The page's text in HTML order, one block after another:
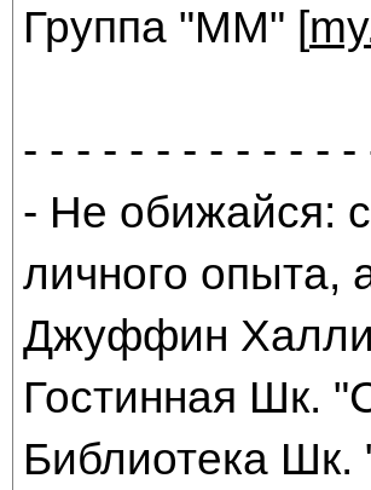
Группа "ММ" [
- - - - - - - - - - - -
- Не обижайся:
личного опыта,
Джуффин
Гостинная Шк.
Библиотека